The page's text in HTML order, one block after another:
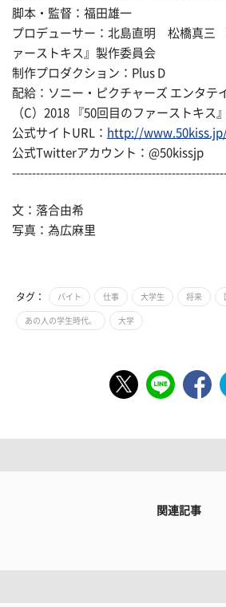
脚本・監督：福田雄一
プロデューサー：北島直明 松橋真三
ァーストキス』製作委員会
制作プロダクション：Plus D
配給：ソニー・ピクチャーズ エンタ
（C）2018 『50回目のファーストキ
公式サイトURL： http://
公式Twitterアカウント：@50kissjp
文：落合由希
写真：為広麻里
タグ： バイト 仕事 大学生 将来
あの人の学生時代。 大学
関連記事